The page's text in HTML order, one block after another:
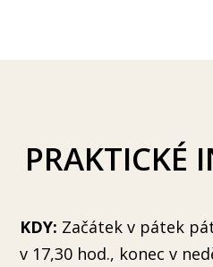
PRAKTICKÉ
KDY: Začátek v pátek
v 17,30 hod., konec v